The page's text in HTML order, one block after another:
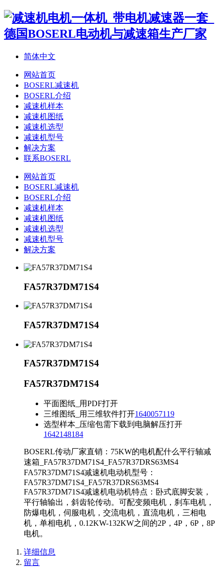
简体中文
网站首页
BOSERL减速机
BOSERL介绍
减速机样本
减速机图纸
减速机选型
减速机型号
解决方案
联系BOSERL
网站首页
BOSERL减速机
BOSERL介绍
减速机样本
减速机图纸
减速机选型
减速机型号
解决方案
FA57R37DM71S4
FA57R37DM71S4
FA57R37DM71S4
FA57R37DM71S4
平面图纸_用PDF打开
三维图纸_用三维软件打开1640057119
选型样本_压缩包需下载到电脑解压打开
1642148184
BOSERL传动厂家直销：75KW的电机配什么平行轴减
速箱_FA57R37DM71S4_FA57R37DRS63MS4
FA57R37DM71S4减速机电动机型号：
FA57R37DM71S4_FA57R37DRS63MS4
FA57R37DM71S4减速机电动机特点：卧式底脚安装，
平行轴输出，斜齿轮传动。可配变频电机，刹车电机，
防爆电机，伺服电机，交流电机，直流电机，三相电
机，单相电机，0.12KW-132KW之间的2P，4P，6P，8P
电机。
详细信息
留言